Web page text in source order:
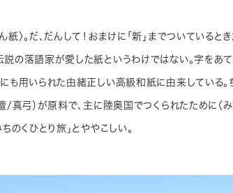
紙〉。だ、だんして！おまけに「新」までついていると
の落語家が愛した紙というわけではない。字をあて
も用いられた由緒正しい高級和紙に由来している
/真弓）が原料で、主に陸奥国でつくられたために〈
ちのくひとり旅」とややこしい。